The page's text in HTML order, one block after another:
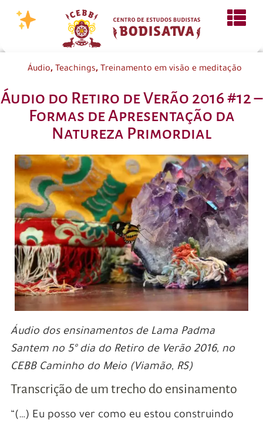
Áudio, Teachings, Treinamento em visão e meditação
Áudio do Retiro de Verão 2016 #12 –
Formas de Apresentação da
Natureza Primordial
Áudio dos ensinamentos de Lama Padma
Santem no 5º dia do Retiro de Verão 2016, no
CEBB Caminho do Meio (Viamão, RS)
Transcrição de um trecho do ensinamento
“(…) Eu posso ver como eu estou construindo